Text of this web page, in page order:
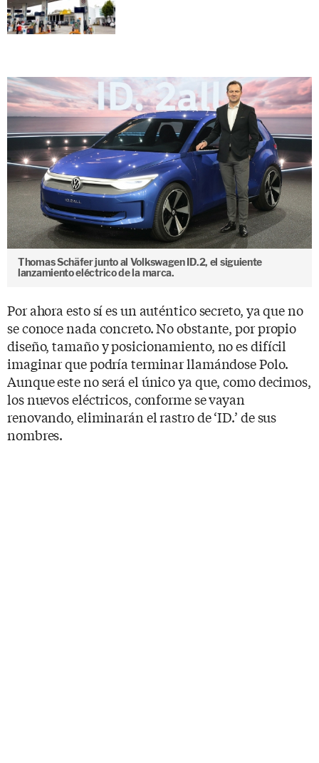
Thomas Schäfer junto al Volkswagen ID.2, el siguiente
lanzamiento eléctrico de la marca.
Por ahora esto sí es un auténtico secreto, ya que no
se conoce nada concreto. No obstante, por propio
diseño, tamaño y posicionamiento, no es difícil
imaginar que podría terminar llamándose Polo.
Aunque este no será el único ya que, como decimos,
los nuevos eléctricos, conforme se vayan
renovando, eliminarán el rastro de ‘ID.’ de sus
nombres.